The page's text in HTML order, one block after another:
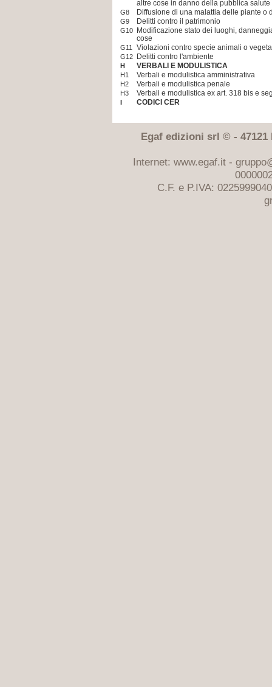
altre cose in danno della pubblica salute
G8 Diffusione di una malattia delle piante o
G9 Delitti contro il patrimonio
G10
Modificazione stato dei luoghi,
cose
G11 Violazioni contro specie animali o
G12 Delitti contro l'ambiente
H VERBALI E MODULISTICA
H1 Verbali e modulistica amministrativa
H2 Verbali e modulistica penale
H3 Verbali e modulistica ex art. 318 bis e
I CODICI CER
Egaf edizioni srl © - 47121
Internet: www.egaf.it -
C.F. e P.IVA: